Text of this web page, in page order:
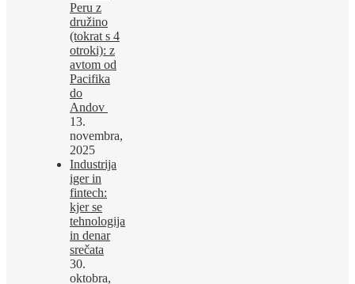
Peru z
družino
(tokrat s 4
otroki): z
avtom od
Pacifika
do
Andov
13.
novembra,
2025
Industrija
iger in
fintech:
kjer se
tehnologija
in denar
srečata
30.
oktobra,